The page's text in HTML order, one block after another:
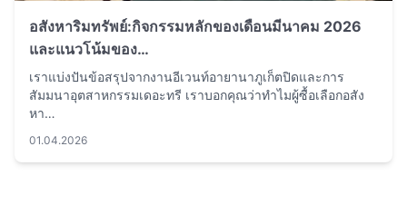
อสังหาริมทรัพย์:กิจกรรมหลักของเดือนมีนาคม 2026
และแนวโน้มของ…
เราแบ่งปันข้อสรุปจากงานอีเวนท์อายานาภูเก็ตปิดและการ
สัมมนาอุตสาหกรรมเดอะทรี เราบอกคุณว่าทำไมผู้ซื้อเลือกอสัง
หา…
01.04.2026